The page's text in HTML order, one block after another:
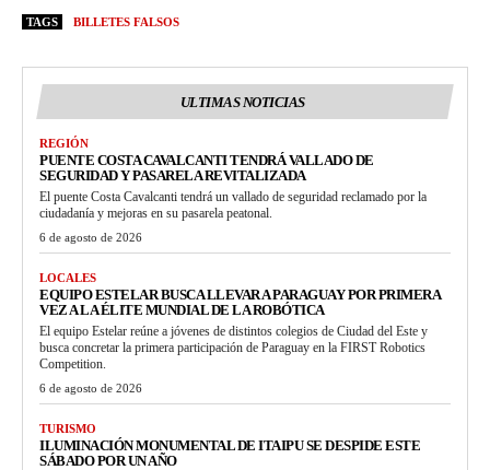
TAGS BILLETES FALSOS
ULTIMAS NOTICIAS
REGIÓN
PUENTE COSTA CAVALCANTI TENDRÁ VALLADO DE
SEGURIDAD Y PASARELA REVITALIZADA
El puente Costa Cavalcanti tendrá un vallado de seguridad reclamado por la
ciudadanía y mejoras en su pasarela peatonal.
6 de agosto de 2026
LOCALES
EQUIPO ESTELAR BUSCA LLEVAR A PARAGUAY POR PRIMERA
VEZ A LA ÉLITE MUNDIAL DE LA ROBÓTICA
El equipo Estelar reúne a jóvenes de distintos colegios de Ciudad del Este y
busca concretar la primera participación de Paraguay en la FIRST Robotics
Competition.
6 de agosto de 2026
TURISMO
ILUMINACIÓN MONUMENTAL DE ITAIPU SE DESPIDE ESTE
SÁBADO POR UN AÑO